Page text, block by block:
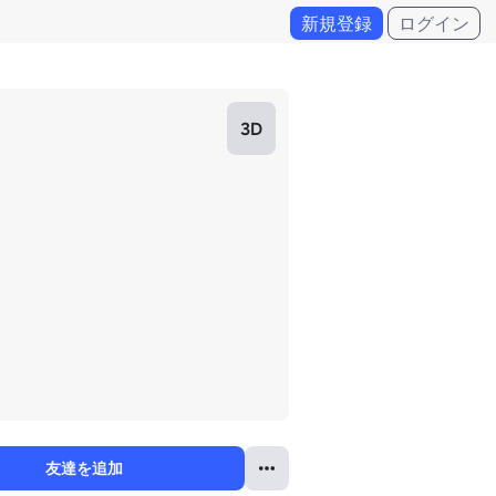
新規登録 ログイン
3D
友達を追加